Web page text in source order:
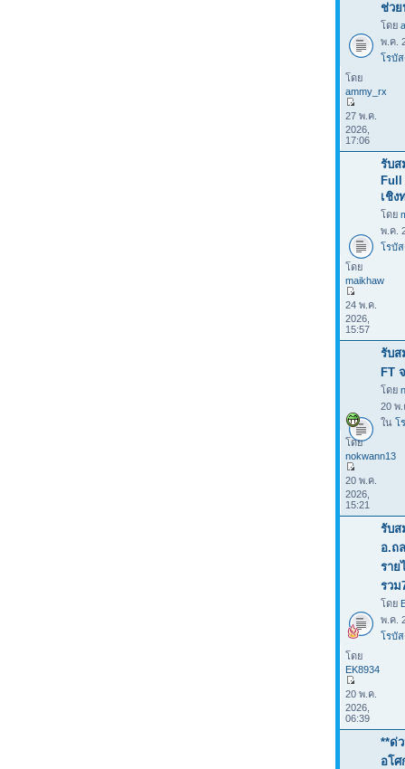
ช่วย
โดย
พ.ค.
โรบั
โดย
ammy_rx
27 พ.ค.
2026,
17:06
รับส
เชิง
โดย
พ.ค.
โรบั
โดย
maikhaw
24 พ.ค.
2026,
15:57
รับส
FT
โดย
20 พ.
ใน โ
โดย
nokwann13
20 พ.ค.
2026,
15:21
รับส
อ.ถ
ราย
รวม
โดย
พ.ค.
โรบั
โดย
EK8934
20 พ.ค.
2026,
06:39
**ด่
อโ